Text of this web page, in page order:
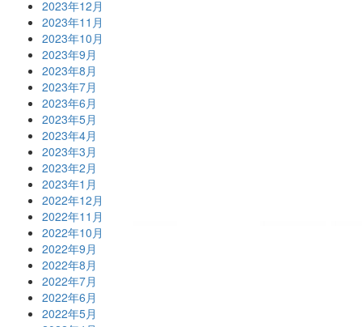
2023年12月
2023年11月
2023年10月
2023年9月
2023年8月
2023年7月
2023年6月
2023年5月
2023年4月
2023年3月
2023年2月
2023年1月
2022年12月
2022年11月
2022年10月
2022年9月
2022年8月
2022年7月
2022年6月
2022年5月